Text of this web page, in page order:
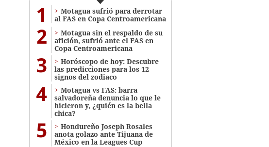
1
Motagua sufrió para derrotar
al FAS en Copa Centroamericana
2
Motagua sin el respaldo de su
afición, sufrió ante el FAS en
Copa Centroamericana
3
Horóscopo de hoy: Descubre
las predicciones para los 12
signos del zodiaco
4
Motagua vs FAS: barra
salvadoreña denuncia lo que le
hicieron y, ¿quién es la bella
chica?
5
Hondureño Joseph Rosales
anota golazo ante Tijuana de
México en la Leagues Cup